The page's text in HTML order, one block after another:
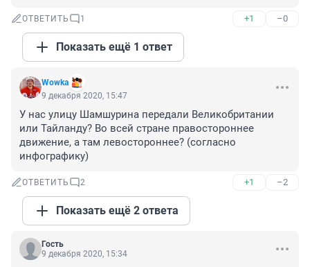
ОТВЕТИТЬ 1 +1 –0
Показать ещё 1 ответ
Wowka
9 декабря 2020, 15:47
У нас улицу Шамшурина передали Великобритании
или Тайланду? Во всей стране правостороннее
движение, а там левостороннее? (согласно
инфографику)
ОТВЕТИТЬ 2 +1 –2
Показать ещё 2 ответа
Гость
9 декабря 2020, 15:34